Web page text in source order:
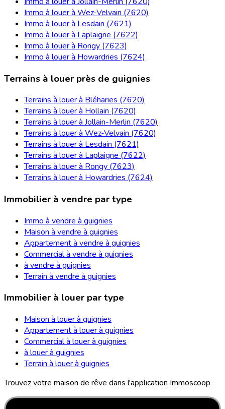
Immo à louer à Wez-Velvain (7620)
Immo à louer à Lesdain (7621)
Immo à louer à Laplaigne (7622)
Immo à louer à Rongy (7623)
Immo à louer à Howardries (7624)
Terrains à louer près de guignies
Terrains à louer à Bléharies (7620)
Terrains à louer à Hollain (7620)
Terrains à louer à Jollain-Merlin (7620)
Terrains à louer à Wez-Velvain (7620)
Terrains à louer à Lesdain (7621)
Terrains à louer à Laplaigne (7622)
Terrains à louer à Rongy (7623)
Terrains à louer à Howardries (7624)
Immobilier à vendre par type
Immo à vendre à guignies
Maison à vendre à guignies
Appartement à vendre à guignies
Commercial à vendre à guignies
à vendre à guignies
Terrain à vendre à guignies
Immobilier à louer par type
Maison à louer à guignies
Appartement à louer à guignies
Commercial à louer à guignies
à louer à guignies
Terrain à louer à guignies
Trouvez votre maison de rêve dans l'application Immoscoop